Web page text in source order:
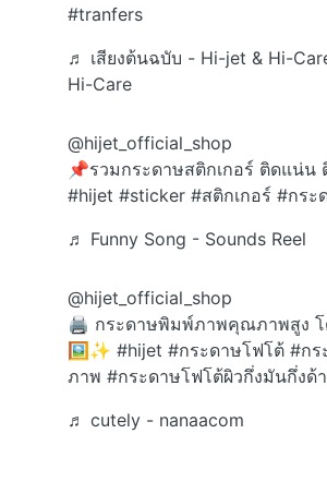
#tranfers
♬ เสียงต้นฉบับ - Hi-jet & Hi-
Hi-Care
@hijet_official_shop
📌รวมกระดาษสติกเกอร์ ติดแน่
#hijet #sticker #สติกเกอร์ #กระ
♬ Funny Song - Sounds Reel
@hijet_official_shop
🖨️ กระดาษพิมพ์ภาพคุณภาพสูง โ
🖼️✨ #hijet #กระดาษโฟโต้ #กร
ภาพ #กระดาษโฟโต้ผิวกึ่งมันกึ่งด้
♬ cutely - nanaacom